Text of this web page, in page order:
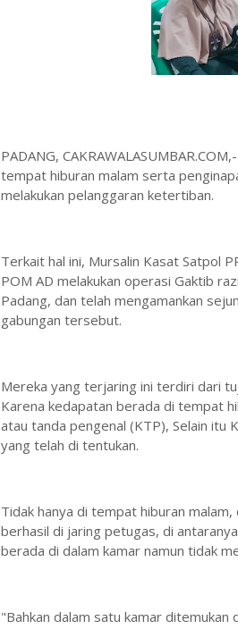
PADANG,
tempat hiburan malam serta
melakukan pelanggaran ketertiban.
Terkait hal ini, Mursalin Kasat Satpol
POM AD melakukan operasi Gaktib
Padang, dan telah mengamankan
gabungan tersebut.
Mereka yang terjaring ini terdiri dari
Karena kedapatan berada di tempat
atau tanda pengenal (KTP), Selain
yang telah di tentukan.
Tidak hanya di tempat hiburan
berhasil di jaring petugas, di
berada di dalam kamar namun tidak
"Bahkan dalam satu kamar